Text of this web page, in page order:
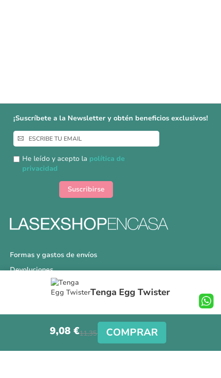
Tenga Egg Twister
9,08 €11,35 € COMPRAR
¡Suscríbete a la Newsletter y obtén beneficios exclusivos!
Inscríbase
a
nuestro
boletín
He leído y acepto la política de
privacidad
Suscribirse
Formas y gastos de envíos
Devoluciones
Información Tallas
Nuestra Tienda
Síguenos en nuestras redes sociales